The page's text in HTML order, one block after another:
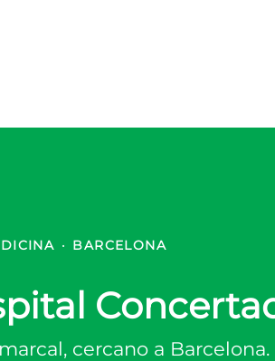
· BARCELONA
cercano a